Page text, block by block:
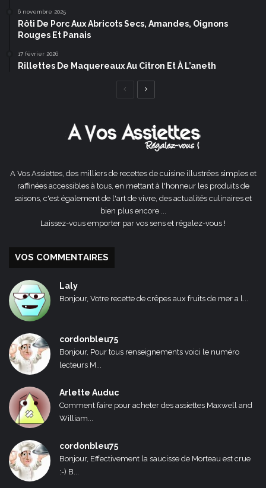
6 novembre 2025
Rôti De Porc Aux Abricots Secs, Amandes, Oignons
Rouges Et Panais
17 février 2026
Rillettes De Maquereaux Au Citron Et À L’aneth
Page
A Vos Assiettes, des milliers de recettes de cuisine illustrées simples et
raffinées accessibles à tous, en mettant à l'honneur les produits de
saisons, c'est également de l'art de vivre, des actualités culinaires et
bien plus encore ...
Laissez-vous emporter par vos sens et régalez-vous !
VOS COMMENTAIRES
Laly
Bonjour, Votre recette de crêpes aux fruits de mer a l...
cordonbleu75
Bonjour, Pour tous renseignements voici le numéro
lecteurs M...
Arlette Auduc
Comment faire pour acheter des assiettes Maxwell and
William...
cordonbleu75
Bonjour, Effectivement la saucisse de Morteau est crue
:-) B...